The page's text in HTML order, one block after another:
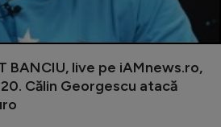
BANCIU, live pe iAMnews.ro,
Călin Georgescu atacă